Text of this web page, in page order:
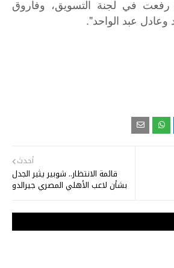
رفعت في لجنة التسويق، وفاروق
عبد الواحد".
أحدث
قائمة الانتظار.. شوبير يثير الجدل
بشأن لاعب الأهلي المصري جيرالدو